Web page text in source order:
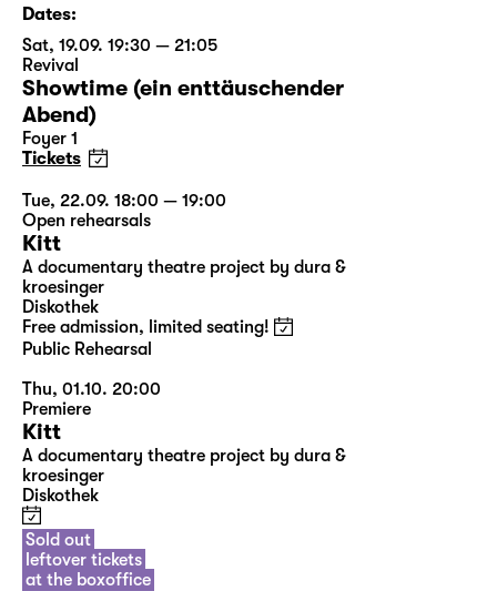
Dates:
Sat, 19.09. 19:30 — 21:05
Revival
Showtime (ein enttäuschender
Abend)
Foyer 1
Tickets
Tue, 22.09. 18:00 — 19:00
Open rehearsals
Kitt
A documentary theatre project by dura &
kroesinger
Diskothek
Free admission, limited seating!
Public Rehearsal
Thu, 01.10. 20:00
Premiere
Kitt
A documentary theatre project by dura &
kroesinger
Diskothek
Sold out
leftover tickets
at the boxoffice